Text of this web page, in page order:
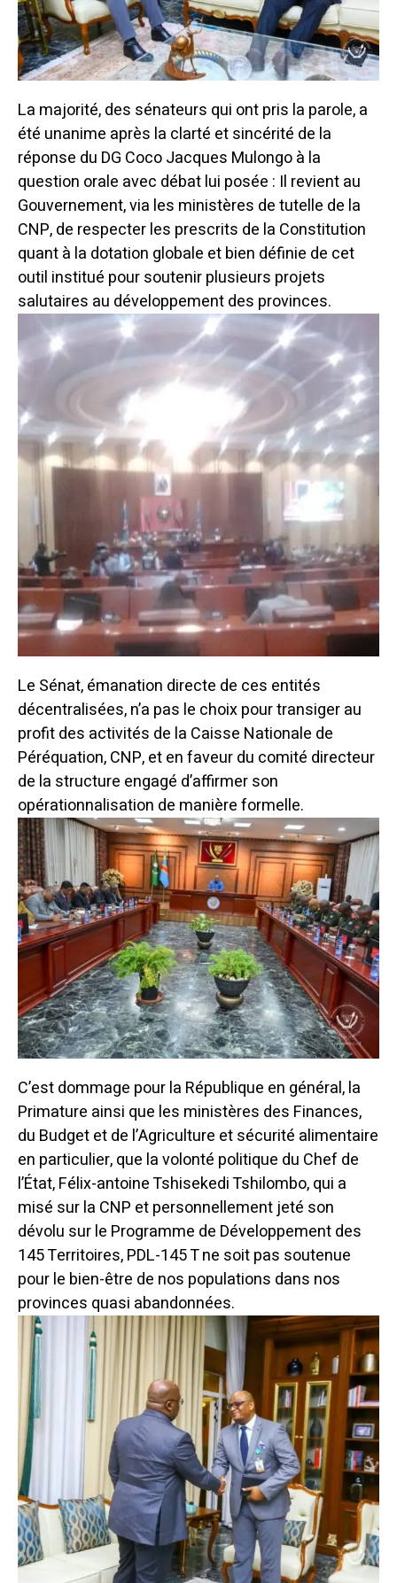
La majorité, des sénateurs qui ont pris la parole, a
été unanime après la clarté et sincérité de la
réponse du DG Coco Jacques Mulongo à la
question orale avec débat lui posée : Il revient au
Gouvernement, via les ministères de tutelle de la
CNP, de respecter les prescrits de la Constitution
quant à la dotation globale et bien définie de cet
outil institué pour soutenir plusieurs projets
salutaires au développement des provinces.
Le Sénat, émanation directe de ces entités
décentralisées, n’a pas le choix pour transiger au
profit des activités de la Caisse Nationale de
Péréquation, CNP, et en faveur du comité directeur
de la structure engagé d’affirmer son
opérationnalisation de manière formelle.
C’est dommage pour la République en général, la
Primature ainsi que les ministères des Finances,
du Budget et de l’Agriculture et sécurité alimentaire
en particulier, que la volonté politique du Chef de
l’État, Félix-antoine Tshisekedi Tshilombo, qui a
misé sur la CNP et personnellement jeté son
dévolu sur le Programme de Développement des
145 Territoires, PDL-145 T ne soit pas soutenue
pour le bien-être de nos populations dans nos
provinces quasi abandonnées.